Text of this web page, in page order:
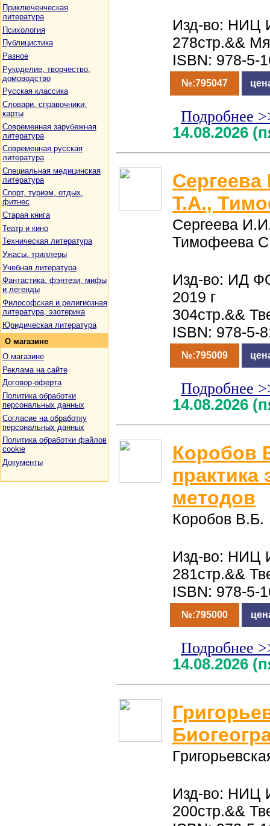
Приключенческая
литература
Психология
Публицистика
Разное
Рукоделие, творчество,
домоводство
Русская классика
Словари, справочники,
карты
Современная зарубежная
литература
Современная русская
литература
Специальная медицинская
литература
Спорт, туризм, отдых,
фитнес
Старая книга
Театр и кино
Техническая литература
Ужасы, триллеры
Учебная литература
Фантастика, фэнтези, мифы
и легенды
Философская и религиозная
литература, эзотерика
Юридическая литература
О магазине
О магазине
Реклама на сайте
Договор-оферта
Политика обработки
персональных данных
Согласие на обработку
персональных данных
Политика обработки файлов
cookie
Документы
Изд-во: НИЦ
278стр.&&
ISBN: 978-5-
№:795047
Подробнее
14.08.2026
Т.А.,
Сергеева
Тимофеева
Изд-во: ИД
2019 г
304стр.&&
ISBN: 978-5-
№:795009
Подробнее
14.08.2026
Коробов
практика
методов
Коробов В.Б.
Изд-во: НИЦ
281стр.&&
ISBN: 978-5-
№:795000
Подробнее
14.08.2026
Изд-во: НИЦ
200стр.&&